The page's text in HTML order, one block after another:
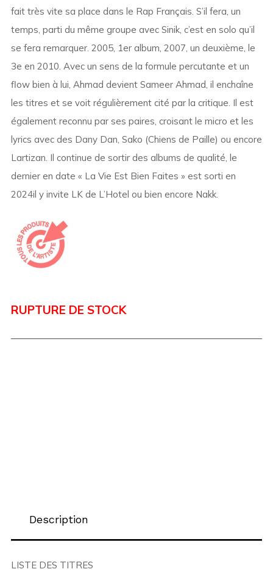
fait très vite sa place dans le Rap Français. S’il fera, un
temps, parti du même groupe avec Sinik, c’est en solo qu’il
se fera remarquer. 2005, 1er album, 2007, un deuxième, le
3e en 2010. Avec un sens de la formule percutante et un
flow bien à lui, Ahmad devient Sameer Ahmad, il enchaîne
les titres et se voit régulièrement cité par la critique. Il est
également reconnu par ses paires, croisant le micro et les
lyrics avec des Dany Dan, Sako (Chiens de Paille) ou encore
Lartizan. Il continue de sortir des albums de qualité, le
dernier en date « La Vie Est Bien Faites » est sorti en
2024il y invite LK de L’Hotel ou bien encore Nakk.
RUPTURE DE STOCK
Description
LISTE DES TITRES